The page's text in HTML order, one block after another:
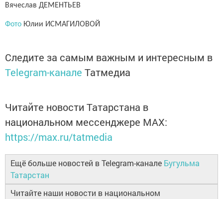
Вячеслав ДЕМЕНТЬЕВ
Фото Юлии ИСМАГИЛОВОЙ
Следите за самым важным и интересным в
Telegram-канале Татмедиа
Читайте новости Татарстана в
национальном мессенджере MАХ:
https://max.ru/tatmedia
Ещё больше новостей в Telegram-канале Бугульма
Татарстан
Читайте наши новости в национальном